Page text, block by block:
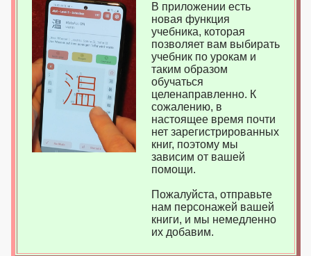
В приложении есть
новая функция
учебника, которая
позволяет вам выбирать
учебник по урокам и
таким образом
обучаться
целенаправленно. К
сожалению, в
настоящее время почти
нет зарегистрированных
книг, поэтому мы
зависим от вашей
помощи.
Пожалуйста, отправьте
нам персонажей вашей
книги, и мы немедленно
их добавим.